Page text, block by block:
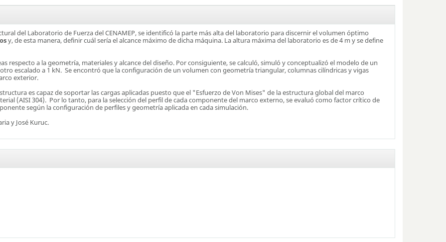
del Laboratorio de Fuerza del CENAMEP, se identificó la parte más alta del laboratorio para discernir el volumen óptimo
y, de esta manera, definir cuál sería el alcance máximo de dicha máquina. La altura máxima del laboratorio es de 4 m y se define
respecto a la geometría, materiales y alcance del diseño. Por consiguiente, se calculó, simuló y conceptualizó el modelo de un
escalado a 1 kN. Se encontró que la configuración de un volumen con geometría triangular, columnas cilíndricas y vigas
exterior.
es capaz de soportar las cargas aplicadas puesto que el "Esfuerzo de Von Mises" de la estructura global del marco
(AISI 304). Por lo tanto, para la selección del perfil de cada componente del marco externo, se evaluó como factor crítico de
según la configuración de perfiles y geometría aplicada en cada simulación.
y José Kuruc.